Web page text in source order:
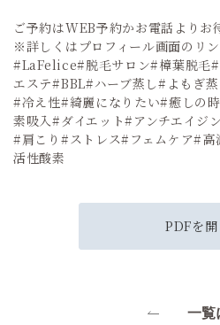
ご予約はWEB予約かお電話よりお
※詳しくはプロフィール画面のリ
#LaFelice#脱毛サロン#樟葉脱毛
エステ#BBL#ハーブ蒸し#よもぎ
#冷え性#綺麗になりたい#癒しの
素吸入#ダイエット#アンチエイジ
#肩こり#ストレス#フェムケア#
活性酸素
PDFを開
一覧